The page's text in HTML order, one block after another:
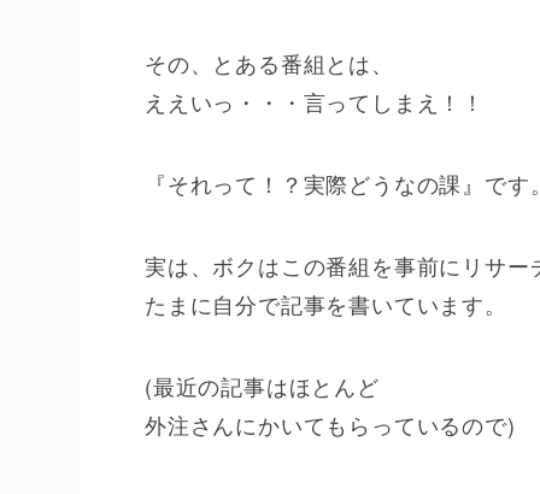
その、とある番組とは、
ええいっ・・・言ってしまえ！！
『それって！？実際どうなの課』です
実は、ボクはこの番組を事前にリサー
たまに自分で記事を書いています。
(最近の記事はほとんど
外注さんにかいてもらっているので)